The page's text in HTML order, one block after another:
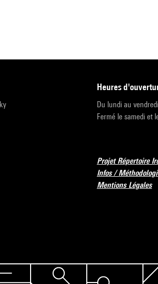
heures
Du lundi au
Fermé le samedi et
Projet Répertoire
Infos /
Mentions Légales